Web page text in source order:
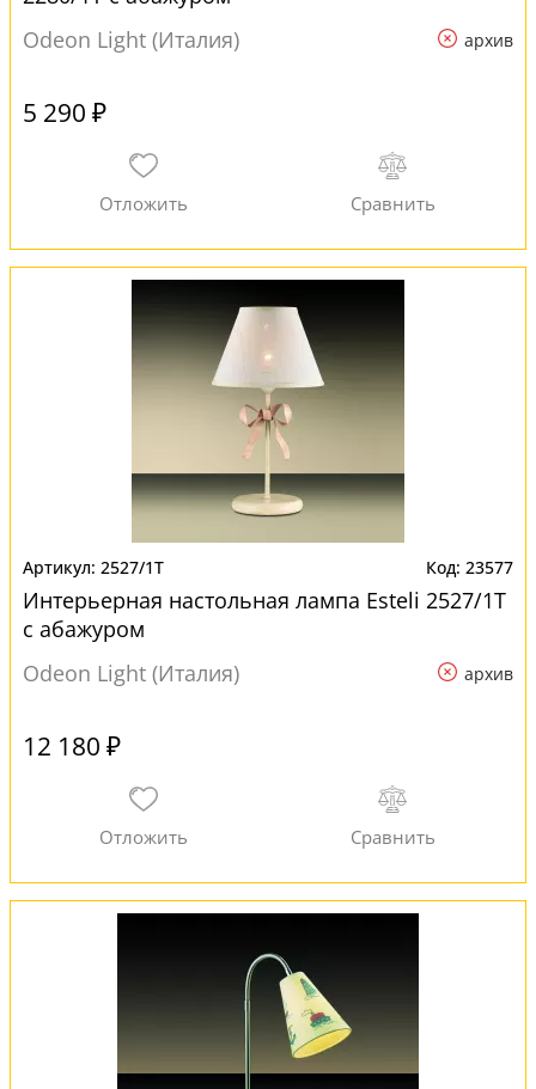
Odeon Light (Италия)
архив
5 290 ₽
2527/1T 23577
Интерьерная настольная лампа Esteli 2527/1T
с абажуром
Odeon Light (Италия)
архив
12 180 ₽